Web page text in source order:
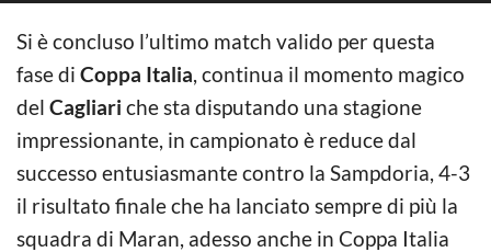
Si è concluso l’ultimo match valido per questa
fase di Coppa Italia, continua il momento magico
del Cagliari che sta disputando una stagione
impressionante, in campionato è reduce dal
successo entusiasmante contro la Sampdoria, 4-3
il risultato finale che ha lanciato sempre di più la
squadra di Maran, adesso anche in Coppa Italia